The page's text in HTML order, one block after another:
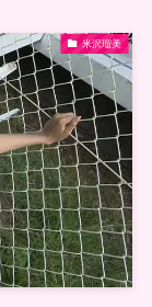
米沢瑠美